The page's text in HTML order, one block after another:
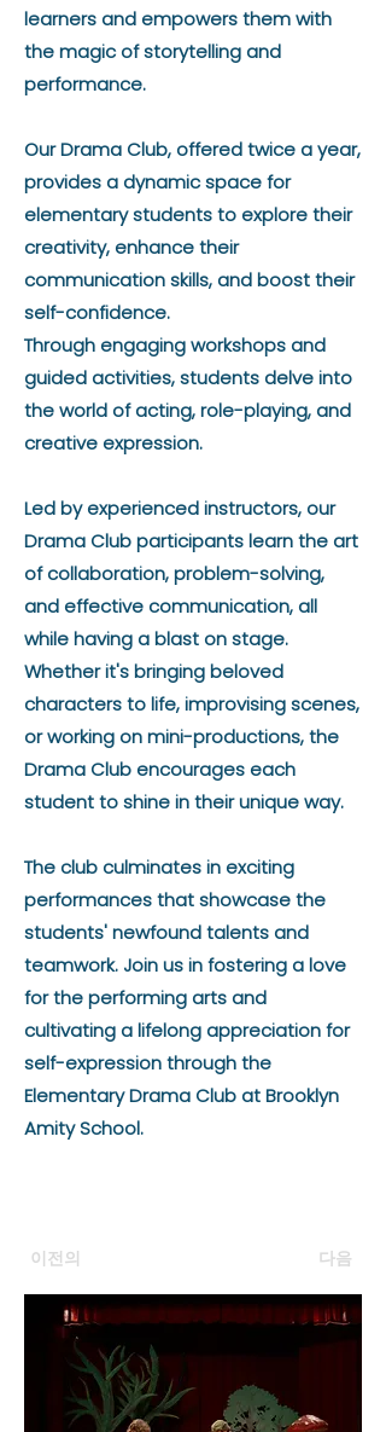
learners and empowers them with
the magic of storytelling and
performance.
Our Drama Club, offered twice a year,
provides a dynamic space for
elementary students to explore their
creativity, enhance their
communication skills, and boost their
self-confidence.
Through engaging workshops and
guided activities, students delve into
the world of acting, role-playing, and
creative expression.
Led by experienced instructors, our
Drama Club participants learn the art
of collaboration, problem-solving,
and effective communication, all
while having a blast on stage.
Whether it's bringing beloved
characters to life, improvising scenes,
or working on mini-productions, the
Drama Club encourages each
student to shine in their unique way.
The club culminates in exciting
performances that showcase the
students' newfound talents and
teamwork. Join us in fostering a love
for the performing arts and
cultivating a lifelong appreciation for
self-expression through the
Elementary Drama Club at Brooklyn
Amity School.
이전의 다음